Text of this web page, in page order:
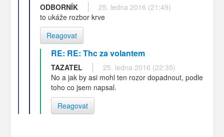
ODBORNÍK
25. ledna 2016 (21:49)
to ukáže rozbor krve
Reagovat
RE: RE: Thc za volantem
TAZATEL
25. ledna 2016 (22:35)
No a jak by asi mohl ten rozor dopadnout, podle
toho co jsem napsal.
Reagovat